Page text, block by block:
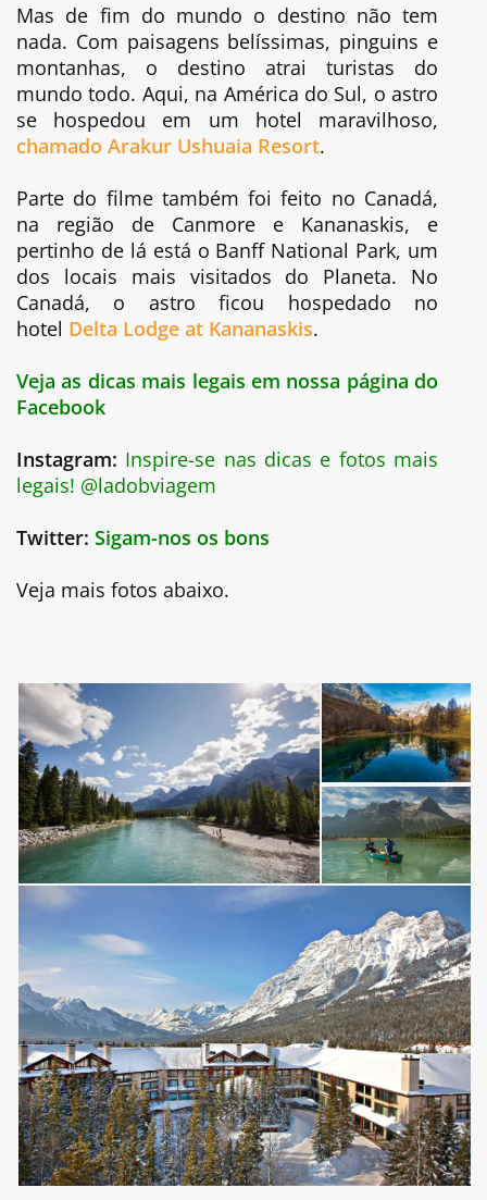
Mas de fim do mundo o destino não tem
nada. Com paisagens belíssimas, pinguins e
montanhas, o destino atrai turistas do
mundo todo. Aqui, na América do Sul, o astro
se hospedou em um hotel maravilhoso,
chamado Arakur Ushuaia Resort.
Parte do filme também foi feito no Canadá,
na região de Canmore e Kananaskis, e
pertinho de lá está o Banff National Park, um
dos locais mais visitados do Planeta. No
Canadá, o astro ficou hospedado no
hotel Delta Lodge at Kananaskis.
Veja as dicas mais legais em nossa página do
Facebook
Instagram: Inspire-se nas dicas e fotos mais
legais! @ladobviagem
Twitter: Sigam-nos os bons
Veja mais fotos abaixo.